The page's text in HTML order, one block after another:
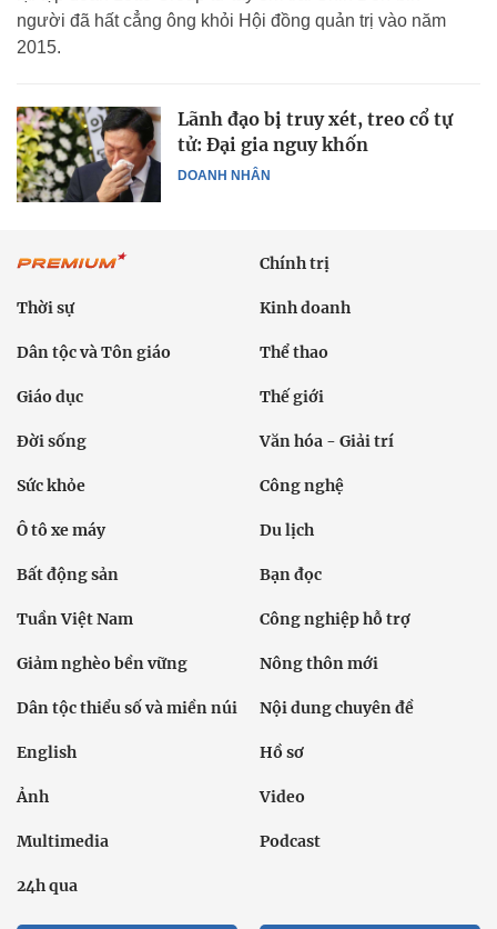
người đã hất cẳng ông khỏi Hội đồng quản trị vào năm
2015.
DOANH NHÂN
Lãnh đạo bị truy xét, treo cổ tự
tử: Đại gia nguy khốn
Chính trị
Thời sự Kinh doanh
Dân tộc và Tôn giáo Thể thao
Giáo dục Thế giới
Đời sống Văn hóa - Giải trí
Sức khỏe Công nghệ
Ô tô xe máy Du lịch
Bất động sản Bạn đọc
Tuần Việt Nam Công nghiệp hỗ trợ
Giảm nghèo bền vững Nông thôn mới
Dân tộc thiểu số và miền núi Nội dung chuyên đề
English Hồ sơ
Ảnh Video
Multimedia Podcast
24h qua